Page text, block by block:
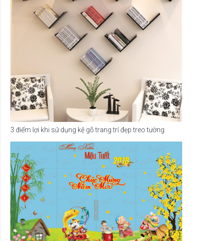
3 điểm lợi khi sử dụng kệ gỗ trang trí đẹp treo tường